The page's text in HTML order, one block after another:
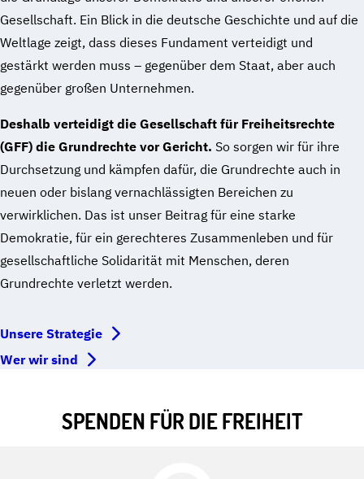
Gesellschaft. Ein Blick in die deutsche Geschichte und auf die
Weltlage zeigt, dass dieses Fundament verteidigt und
gestärkt werden muss – gegenüber dem Staat, aber auch
gegenüber großen Unternehmen.
Deshalb verteidigt die Gesellschaft für Freiheitsrechte
(GFF) die Grundrechte vor Gericht. So sorgen wir für ihre
Durchsetzung und kämpfen dafür, die Grundrechte auch in
neuen oder bislang vernachlässigten Bereichen zu
verwirklichen. Das ist unser Beitrag für eine starke
Demokratie, für ein gerechteres Zusammenleben und für
gesellschaftliche Solidarität mit Menschen, deren
Grundrechte verletzt werden.
Unsere Strategie
Wer wir sind
SPENDEN FÜR DIE FREIHEIT